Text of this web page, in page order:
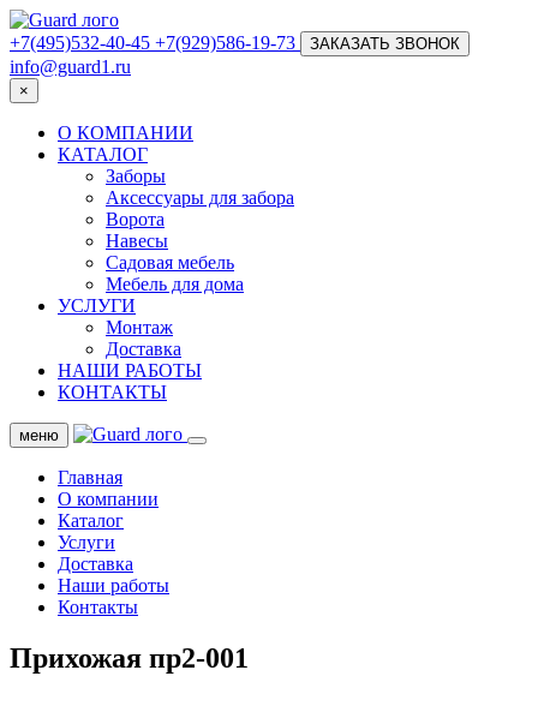
+7(495)532-40-45 +7(929)586-19-73 ЗАКАЗАТЬ ЗВОНОК
info@guard1.ru
×
О КОМПАНИИ
КАТАЛОГ
Заборы
Аксессуары для забора
Ворота
Навесы
Садовая мебель
Мебель для дома
УСЛУГИ
Монтаж
Доставка
НАШИ РАБОТЫ
КОНТАКТЫ
меню
Главная
О компании
Каталог
Услуги
Доставка
Наши работы
Контакты
Прихожая пр2-001